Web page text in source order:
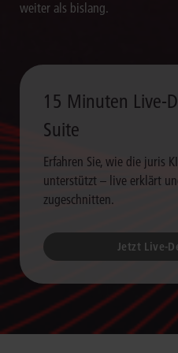
weiter als bislang.
15 Minuten Live-
Suite
Erfahren Sie, wie die juris
unterstützt – live erklärt
zugeschnitten.
Jetzt Live-